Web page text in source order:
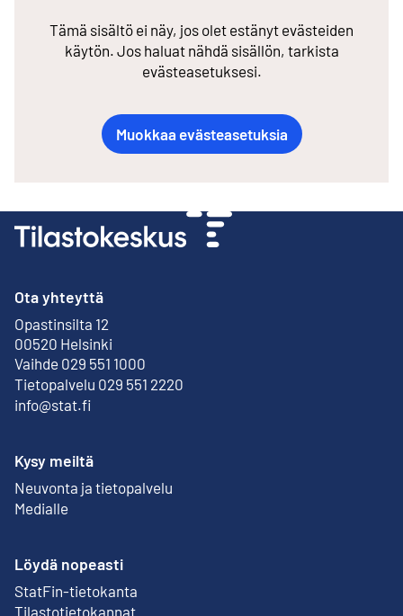
Tämä sisältö ei näy, jos olet estänyt evästeiden
käytön. Jos haluat nähdä sisällön, tarkista
evästeasetuksesi.
Muokkaa evästeasetuksia
Ota yhteyttä
Opastinsilta 12
00520 Helsinki
Ulkoinen linkki
Vaihde 029 551 1000
Tietopalvelu 029 551 2220
info@stat.fi
Kysy meiltä
Neuvonta ja tietopalvelu
Medialle
Löydä nopeasti
StatFin-tietokanta
Ulkoinen linkki
Tilastotietokannat